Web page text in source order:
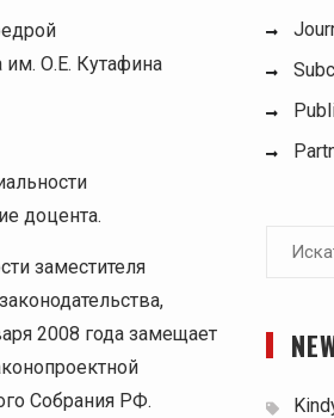
им. О.Е. Кутафина
доцента.
заместителя
2008 года замещает
Собрания РФ.
Поиск